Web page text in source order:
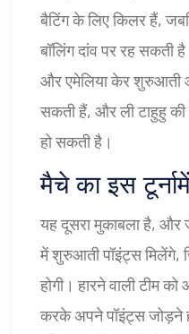
बैटिंग के लिए किलर हैं,
बॉलिंग दांव पर रह
और एमेलिया केर शुरुआती
सकती हैं, और ली टाहुहु की
हो सकती है।
मैचे का इस
यह दूसरा मुकाबला है, और
में शुरुआती पॉइंट्स मिलेंगे,
होगी। हारने वाली टीम
करके अपने पॉइंट्स जोड़ने